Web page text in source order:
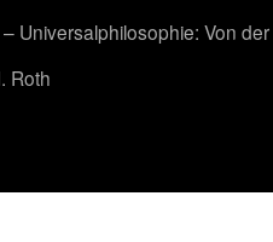
Universalphilosophie: Von
Roth